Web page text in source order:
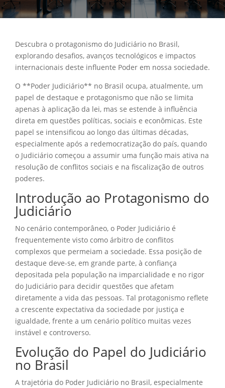
Descubra o protagonismo do Judiciário no Brasil,
explorando desafios, avanços tecnológicos e impactos
internacionais deste influente Poder em nossa sociedade.
O **Poder Judiciário** no Brasil ocupa, atualmente, um
papel de destaque e protagonismo que não se limita
apenas à aplicação da lei, mas se estende à influência
direta em questões políticas, sociais e econômicas. Este
papel se intensificou ao longo das últimas décadas,
especialmente após a redemocratização do país, quando
o Judiciário começou a assumir uma função mais ativa na
resolução de conflitos sociais e na fiscalização de outros
poderes.
Introdução ao Protagonismo do
Judiciário
No cenário contemporâneo, o Poder Judiciário é
frequentemente visto como árbitro de conflitos
complexos que permeiam a sociedade. Essa posição de
destaque deve-se, em grande parte, à confiança
depositada pela população na imparcialidade e no rigor
do Judiciário para decidir questões que afetam
diretamente a vida das pessoas. Tal protagonismo reflete
a crescente expectativa da sociedade por justiça e
igualdade, frente a um cenário político muitas vezes
instável e controverso.
Evolução do Papel do Judiciário
no Brasil
A trajetória do Poder Judiciário no Brasil, especialmente